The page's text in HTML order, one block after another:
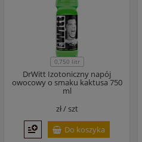
0,750 litr
DrWitt Izotoniczny napój
owocowy o smaku kaktusa 750
ml
zł /szt
Do koszyka